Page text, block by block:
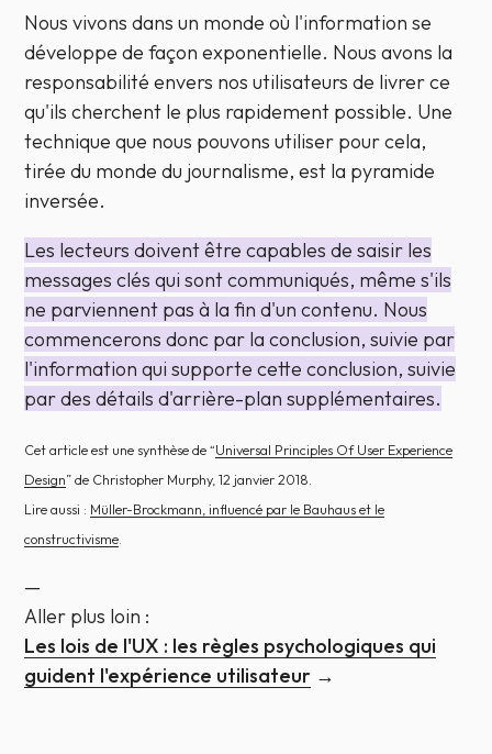
Nous vivons dans un monde où l'information se
développe de façon exponentielle. Nous avons la
responsabilité envers nos utilisateurs de livrer ce
qu'ils cherchent le plus rapidement possible. Une
technique que nous pouvons utiliser pour cela,
tirée du monde du journalisme, est la pyramide
inversée.
Les lecteurs doivent être capables de saisir les
messages clés qui sont communiqués, même s'ils
ne parviennent pas à la fin d'un contenu. Nous
commencerons donc par la conclusion, suivie par
l'information qui supporte cette conclusion, suivie
par des détails d'arrière-plan supplémentaires.
Cet article est une synthèse de “Universal Principles Of User Experience
Design” de Christopher Murphy, 12 janvier 2018.
Lire aussi : Müller-Brockmann, influencé par le Bauhaus et le
constructivisme
—
Aller plus loin :
Les lois de l'UX : les règles psychologiques qui
guident l'expérience utilisateur →